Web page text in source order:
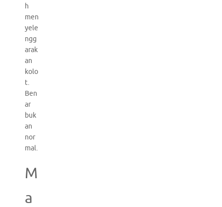
h
men
yele
ngg
arak
an
kolo
t.
Ben
ar
buk
an
nor
mal.
M
a